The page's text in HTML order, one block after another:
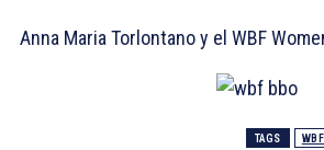
Anna Maria Torlontano y el WBF
TAGS WBF